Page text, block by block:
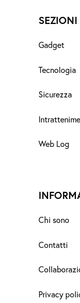
SEZIONI
Gadget
Tecnologia
Sicurezza
Web Log
Chi sono
Contatti
Privacy